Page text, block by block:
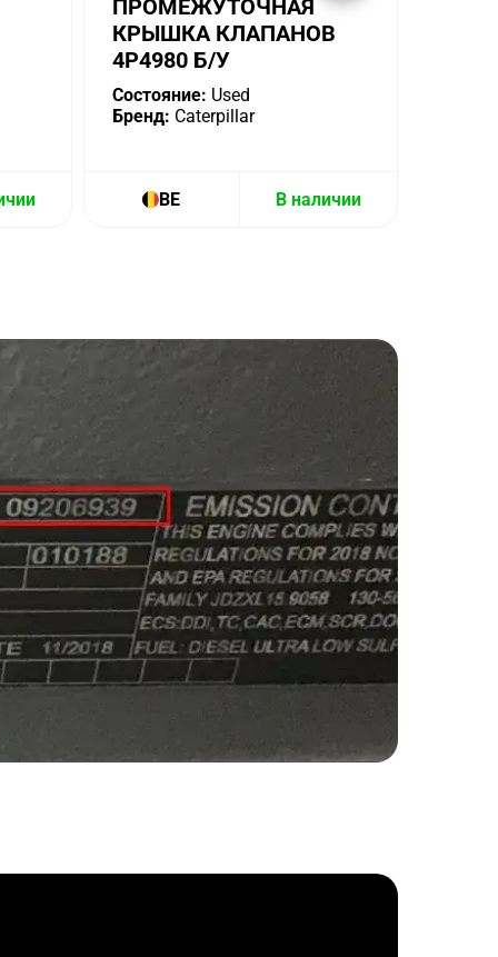
ПРОМЕЖУТОЧНАЯ
КРЫШКА КЛАПАНОВ
4P4980 Б/У
Состояние: Used
Бренд: Caterpillar
BE В наличии